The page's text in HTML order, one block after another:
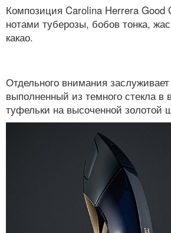
Композиция Carolina Herrera Good
нотами туберозы, бобов тонка,
какао.
Отдельного внимания
выполненный из темного стекла в
туфельки на высоченной золотой